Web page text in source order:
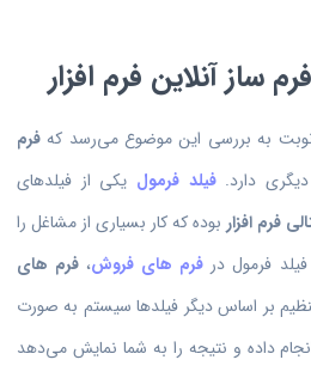
ساز آنلاین فرم افزار
به بررسی این موضوع می‌رسد که فرم
دارد.فیلد فرمول یکی از فیلدهای
فرم افزار بوده که کار بسیاری از مشاغل را
فرمول در فرم های فروش، فرم های
بر اساس دیگر فیلدها سیستم به صورت
داده و نتیجه را به شما نمایش می‌دهد